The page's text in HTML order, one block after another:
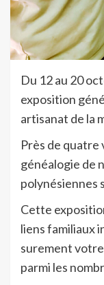
Du 12 au 20
exposition
artisanat de la
Près de
généalogie de
polynésiennes
Cette
liens familiaux
surement
parmi les